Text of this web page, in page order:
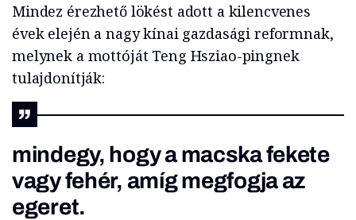
Mindez érezhető lökést adott a kilencvenes
évek elején a nagy kínai gazdasági reformnak,
melynek a mottóját Teng Hsziao-pingnek
tulajdonítják:
mindegy, hogy a macska fekete
vagy fehér, amíg megfogja az
egeret.